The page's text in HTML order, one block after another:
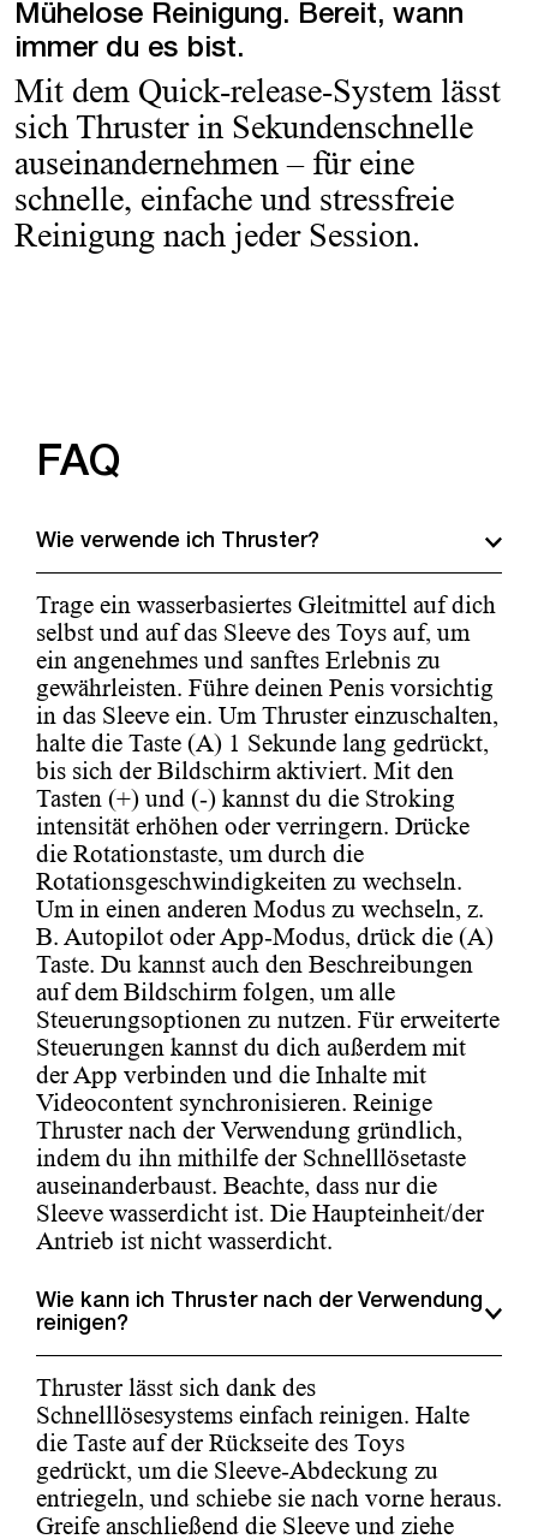
Mühelose Reinigung. Bereit, wann
immer du es bist.
Mit dem Quick-release-System lässt
sich Thruster in Sekundenschnelle
auseinandernehmen – für eine
schnelle, einfache und stressfreie
Reinigung nach jeder Session.
FAQ
Wie verwende ich Thruster?
Trage ein wasserbasiertes Gleitmittel auf dich
selbst und auf das Sleeve des Toys auf, um
ein angenehmes und sanftes Erlebnis zu
gewährleisten. Führe deinen Penis vorsichtig
in das Sleeve ein. Um Thruster einzuschalten,
halte die Taste (A) 1 Sekunde lang gedrückt,
bis sich der Bildschirm aktiviert. Mit den
Tasten (+) und (-) kannst du die Stroking
intensität erhöhen oder verringern. Drücke
die Rotationstaste, um durch die
Rotationsgeschwindigkeiten zu wechseln.
Um in einen anderen Modus zu wechseln, z.
B. Autopilot oder App-Modus, drück die (A)
Taste. Du kannst auch den Beschreibungen
auf dem Bildschirm folgen, um alle
Steuerungsoptionen zu nutzen. Für erweiterte
Steuerungen kannst du dich außerdem mit
der App verbinden und die Inhalte mit
Videocontent synchronisieren. Reinige
Thruster nach der Verwendung gründlich,
indem du ihn mithilfe der Schnelllösetaste
auseinanderbaust. Beachte, dass nur die
Sleeve wasserdicht ist. Die Haupteinheit/der
Antrieb ist nicht wasserdicht.
Wie kann ich Thruster nach der Verwendung
reinigen?
Thruster lässt sich dank des
Schnelllösesystems einfach reinigen. Halte
die Taste auf der Rückseite des Toys
gedrückt, um die Sleeve-Abdeckung zu
entriegeln, und schiebe sie nach vorne heraus.
Greife anschließend die Sleeve und ziehe